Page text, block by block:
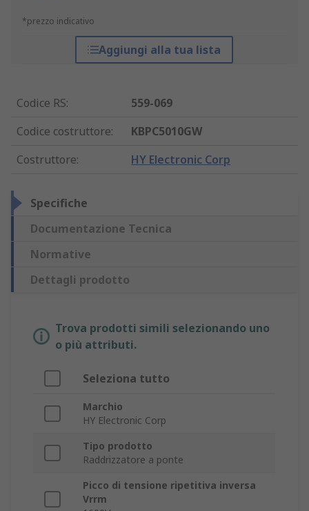
*prezzo indicativo
Aggiungi alla tua lista
Codice RS:
559-069
Codice costruttore:
KBPC5010GW
Costruttore: HY Electronic Corp
Specifiche
Documentazione Tecnica
Normative
Dettagli prodotto
Trova prodotti simili selezionando uno
o più attributi.
Seleziona tutto
Marchio
HY Electronic Corp
Tipo prodotto
Raddrizzatore a ponte
Picco di tensione ripetitiva inversa
Vrrm